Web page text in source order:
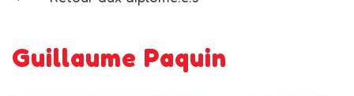
Guillaume Paquin